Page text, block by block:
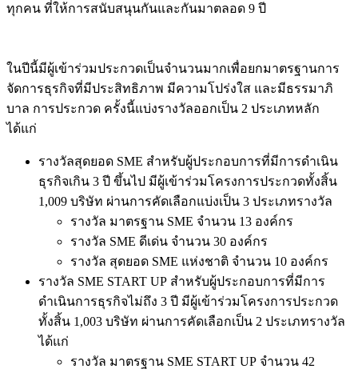
ทุกคน ที่ให้การสนับสนุนกันและกันมาตลอด 9 ปี
ในปีนี้มีผู้เข้าร่วมประกวดเป็นจำนวนมากเพื่อยกมาตรฐานการ
จัดการธุรกิจที่มีประสิทธิภาพ มีความโปร่งใส และมีธรรมาภิ
บาล การประกวด ครั้งนี้แบ่งรางวัลออกเป็น 2 ประเภทหลัก
ได้แก่
รางวัลสุดยอด SME สำหรับผู้ประกอบการที่มีการดำเนิน
ธุรกิจเกิน 3 ปี ขึ้นไป มีผู้เข้าร่วมโครงการประกวดทั้งสิ้น
1,009 บริษัท ผ่านการคัดเลือกแบ่งเป็น 3 ประเภทรางวัล
รางวัล มาตรฐาน SME จำนวน 13 องค์กร
รางวัล SME ดีเด่น จำนวน 30 องค์กร
รางวัล สุดยอด SME แห่งชาติ จำนวน 10 องค์กร
รางวัล SME START UP สำหรับผู้ประกอบการที่มีการ
ดำเนินการธุรกิจไม่ถึง 3 ปี มีผู้เข้าร่วมโครงการประกวด
ทั้งสิ้น 1,003 บริษัท ผ่านการคัดเลือกเป็น 2 ประเภทรางวัล
ได้แก่
รางวัล มาตรฐาน SME START UP จำนวน 42